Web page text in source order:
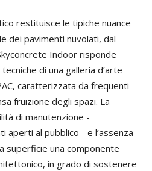
restituisce le tipiche nuance
dei pavimenti nuvolati, dal
Indoor risponde
di una galleria d’arte
caratterizzata da frequenti
fruizione degli spazi. La
di manutenzione -
aperti al pubblico - e l’assenza
superficie una componente
in grado di sostenere